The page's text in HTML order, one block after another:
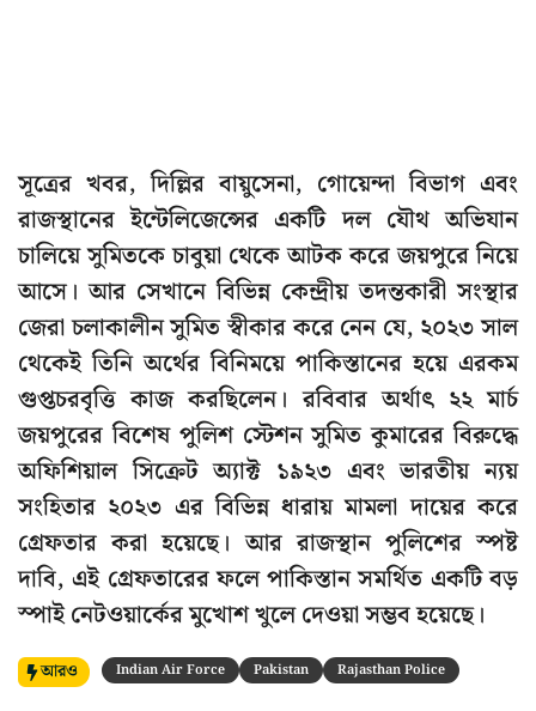
সূত্রের খবর, দিল্লির বায়ুসেনা, গোয়েন্দা বিভাগ এবং
রাজস্থানের ইন্টেলিজেন্সের একটি দল যৌথ অভিযান
চালিয়ে সুমিতকে চাবুয়া থেকে আটক করে জয়পুরে নিয়ে
আসে। আর সেখানে বিভিন্ন কেন্দ্রীয় তদন্তকারী সংস্থার
জেরা চলাকালীন সুমিত স্বীকার করে নেন যে, ২০২৩ সাল
থেকেই তিনি অর্থের বিনিময়ে পাকিস্তানের হয়ে এরকম
গুপ্তচরবৃত্তি কাজ করছিলেন। রবিবার অর্থাৎ ২২ মার্চ
জয়পুরের বিশেষ পুলিশ স্টেশন সুমিত কুমারের বিরুদ্ধে
অফিশিয়াল সিক্রেট অ্যাক্ট ১৯২৩ এবং ভারতীয় ন্যয়
সংহিতার ২০২৩ এর বিভিন্ন ধারায় মামলা দায়ের করে
গ্রেফতার করা হয়েছে। আর রাজস্থান পুলিশের স্পষ্ট
দাবি, এই গ্রেফতারের ফলে পাকিস্তান সমর্থিত একটি বড়
স্পাই নেটওয়ার্কের মুখোশ খুলে দেওয়া সম্ভব হয়েছে।
আরও Indian Air Force Pakistan Rajasthan Police